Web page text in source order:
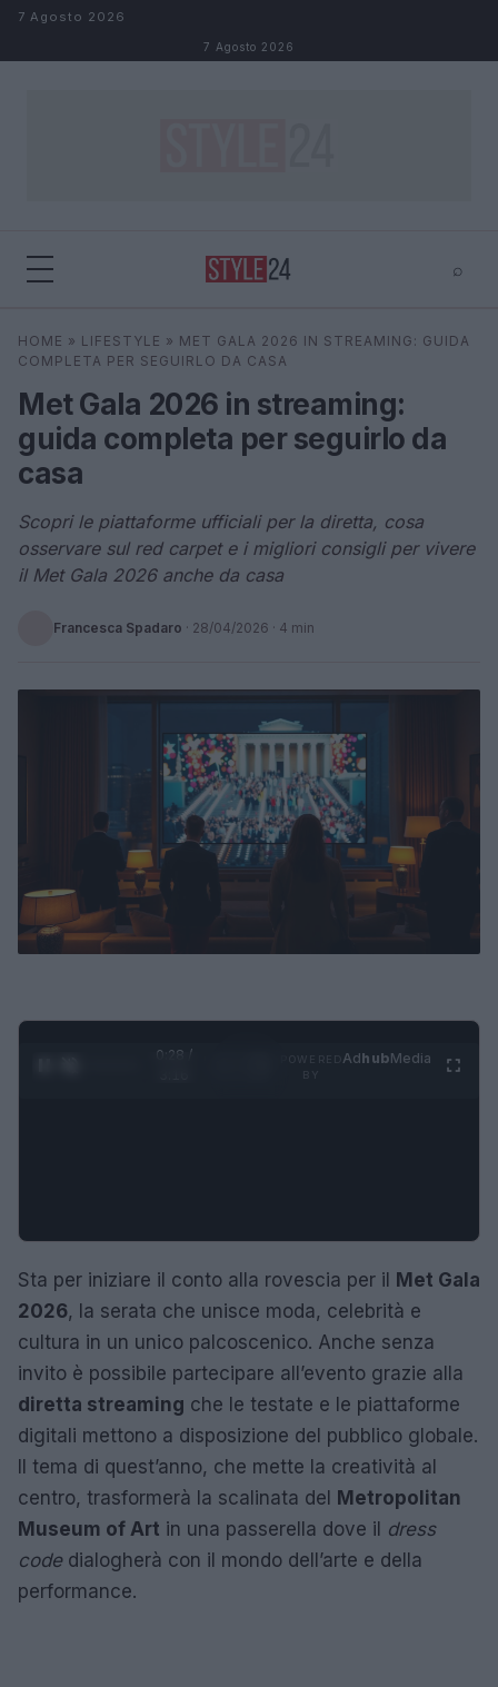
Salta al contenuto
7 Agosto 2026
7 Agosto 2026
⌕
Cerca ⌕ ×
HOME » LIFESTYLE » MET GALA 2026 IN STREAMING: GUIDA
COMPLETA PER SEGUIRLO DA CASA
Met Gala 2026 in streaming:
guida completa per seguirlo da
casa
Scopri le piattaforme ufficiali per la diretta, cosa
osservare sul red carpet e i migliori consigli per vivere
il Met Gala 2026 anche da casa
Francesca Spadaro · 28/04/2026 · 4 min
0:29 /
AdhubMedia
Sta per iniziare il conto alla rovescia per il Met Gala
2026, la serata che unisce moda, celebrità e
cultura in un unico palcoscenico. Anche senza
invito è possibile partecipare all’evento grazie alla
diretta streaming che le testate e le piattaforme
digitali mettono a disposizione del pubblico globale.
Il tema di quest’anno, che mette la creatività al
centro, trasformerà la scalinata del Metropolitan
Museum of Art in una passerella dove il dress
codedialogherà con il mondo dell’arte e della
performance.